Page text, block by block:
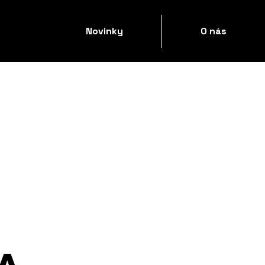
Novinky O nás